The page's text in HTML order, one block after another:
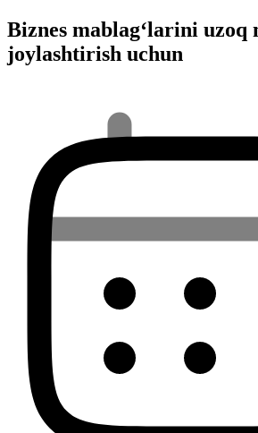
Biznes mablag‘larini uzoq
joylashtirish uchun